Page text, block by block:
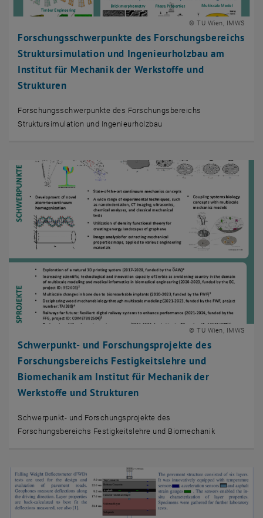
Forschungsschwerpunkte des Forschungsbereichs
Struktursimulation und Ingenieurholzbau am
Institut für Mechanik der Werkstoffe und
Strukturen
© TU Wien, IMWS
Forschungsschwerpunkte des Forschungsbereichs
Struktursimulation und Ingenieurholzbau
Schwerpunkt- und Forschungsprojekte des
Forschungsbereichs Festigkeitslehre und
Biomechanik am Institut für Mechanik der
Werkstoffe und Strukturen
© TU Wien, IMWS
Schwerpunkt- und Forschungsprojekte des
Forschungsbereichs Festigkeitslehre und Biomechanik